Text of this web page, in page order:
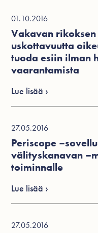
27.05.2016
27.05.2016
Periscope
välityskanavan
toiminnalle
Lue lisää ›
01.10.2016
Vakavan
uskottavuutta
tuoda esiin ilman
vaarantamista
Lue lisää ›